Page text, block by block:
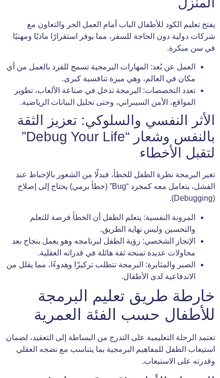
يفتح تعليم الكود للأطفال الباب أمام العمل الحر والتعاون مع
شركات دولية دون الحاجة للسفر، مما يوفر استقرارًا ماديًا ومهنيًا
في سن مبكرة.
العمل عن بُعد: المهارات البرمجية تسمح للفرد بالعمل من أي
مكان في العالم، وهي ميزة تنافسية كبرى.
تعدد التخصصات: البرمجة تدخل في صناعة الألعاب، تطوير
المواقع، الأمن السيبراني، وحتى تحليل البيانات الرياضية.
الأثر النفسي والسلوكي: تعزيز الثقة
بالنفس وشعار “Debug Your Life”
لتقبل الأخطاء
تغير البرمجة نظرة الطفل للخطأ، فبدلًا من الشعور بالإحباط عند
الفشل، يتعامل معه كمجرد “Bug” (خطأ برمي) يحتاج إلى إصلاح
(Debugging).
المرونة النفسية: يتعلم الطفل أن الخطأ فرصة للتعلم
والتحسين وليس نهاية الطريق.
الإنجاز الشخصي: رؤية الطفل لبرنامجه وهو يعمل بنجاح بعد
محاولات عديدة تمنحه ثقة هائلة في قدراته العقلية.
الصبر والمثابرة: البرمجة تتطلب تركيزًا وهدوءًا، مما يقلل من
الاندفاعية لدى الأطفال.
خارطة طريق تعليم البرمجة
للأطفال حسب الفئة العمرية
تعتمد الرحلة التعليمية على التدرج من البساطة إلى التعقيد، لضمان
استيعاب الطفل للمفاهيم البرمجية بما يتناسب مع نضجه العقلي
وقدرته على الاستيعاب.